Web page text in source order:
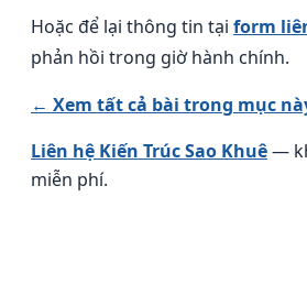
Hoặc để lại thông tin tại form
phản hồi trong giờ hành chính.
← Xem tất cả bài trong mục
Liên hệ Kiến Trúc Sao Khuê—
miễn phí.